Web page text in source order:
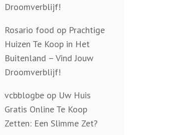
Droomverblijf!
Rosario food op Prachtige
Huizen Te Koop in Het
Buitenland – Vind Jouw
Droomverblijf!
vcbblogbeop Uw Huis
Gratis Online Te Koop
Zetten: Een Slimme Zet?